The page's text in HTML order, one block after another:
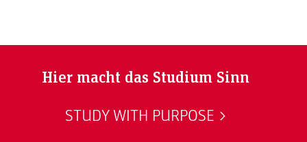
Hier macht das Studium Sinn
STUDY WITH PURPOSE